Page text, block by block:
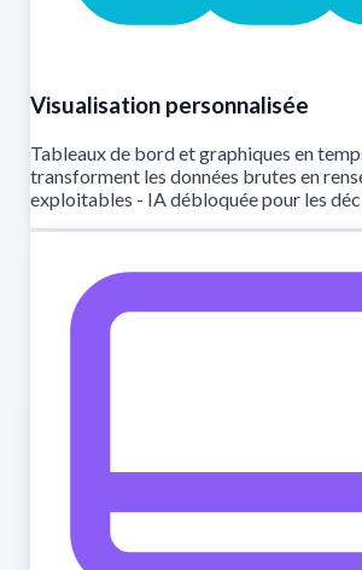
Visualisation personnalisée
Tableaux de bord et graphiques en
transforment les données brutes en
exploitables - IA débloquée pour les